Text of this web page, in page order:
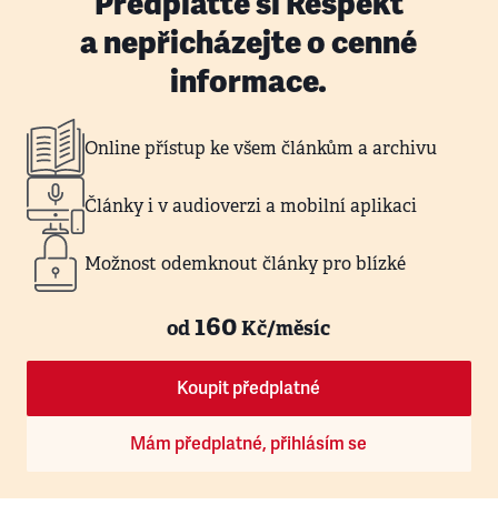
a nepřicházejte o cenné
informace.
Online přístup ke všem článkům a archivu
Články i v audioverzi a mobilní aplikaci
Možnost odemknout články pro blízké
od160Kč/měsíc
Koupit předplatné
Mám předplatné, přihlásím se